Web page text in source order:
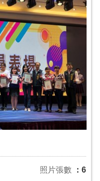
照片張數 ：6